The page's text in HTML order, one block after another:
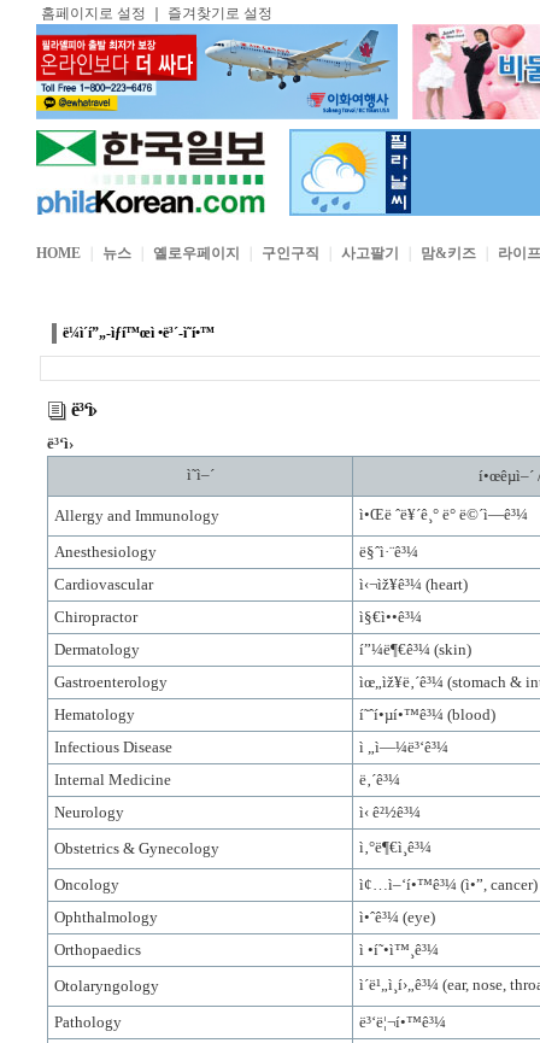
홈페이지로 설정 즐겨찾기로 설정
HOME 뉴스 옐로우페이지 구인구직 사고팔기 맘&키즈 라이
ë¼ì´í”„-ìƒí™œì •ë³´-ì˜í•™
ë³‘ì›
ë³‘ì›
ì˜ì–´
í•œêµ­ì–´
Allergy and Immunology ì•Œë ˆë¥´ê¸° ë° ë©´ì—­ê³¼
Anesthesiology
ë§ˆì·¨ê³¼
Cardiovascular
ì‹¬ìž¥ê³¼ (heart)
Chiropractor
ì§€ì••ê³¼
Dermatology
í”¼ë¶€ê³¼ (skin)
Gastroenterology
ìœ„ìž¥ë‚´ê³¼ (stomach &
Hematology
í˜ˆí•µí•™ê³¼ (blood)
Infectious Disease
ì „ì—¼ë³‘ê³¼
Internal Medicine
ë‚´ê³¼
Neurology
ì‹ ê²½ê³¼
Obstetrics & Gynecology
ì‚°ë¶€ì¸ê³¼
Oncology ì¢…ì–‘í•™ê³¼ (ì•”, cancer)
Ophthalmology
ì•ˆê³¼ (eye)
Orthopaedics
ì •í˜•ì™¸ê³¼
Otolaryngology
ì´ë¹„ì¸í›„ê³¼ (ear, nose,
Pathology
ë³‘ë¦¬í•™ê³¼